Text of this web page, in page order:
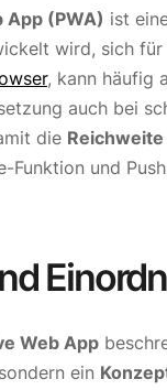
App (PWA) ist
wird, sich
, kann häufig
auch bei
die
Funktion und
Web App
ein